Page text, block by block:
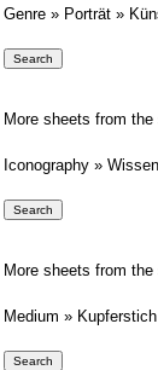
Genre » Porträt »
More sheets from the
Iconography »
More sheets from the
Medium » Kupferstich